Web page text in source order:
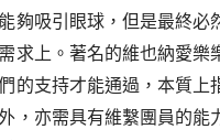
夠吸引眼球，但是最終必
求上。著名的維也納愛樂
的支持才能通過，本質上
，亦需具有維繫團員的能